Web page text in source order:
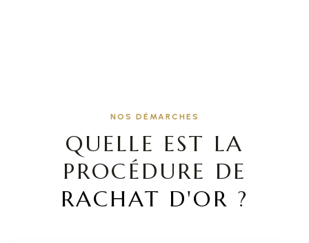
NOS DÉMARCHES
QUELLE EST LA
PROCÉDURE DE
RACHAT D'OR ?